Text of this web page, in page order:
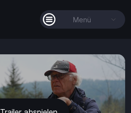
Menü
Alle Filme
Filmkollektionen
So funktioniert's